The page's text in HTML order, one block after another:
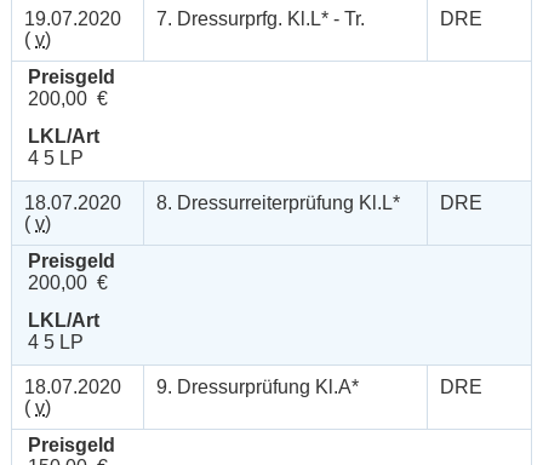
19.07.2020
( v)
7. Dressurprfg. Kl.L* - Tr. DRE
Preisgeld
200,00 €
LKL/Art
4 5 LP
18.07.2020
( v)
8. Dressurreiterprüfung Kl.L* DRE
Preisgeld
200,00 €
LKL/Art
4 5 LP
18.07.2020
( v)
9. Dressurprüfung Kl.A* DRE
Preisgeld